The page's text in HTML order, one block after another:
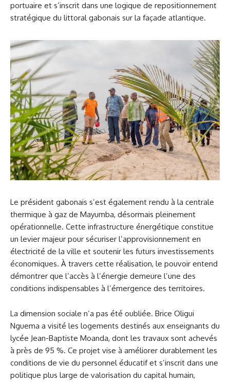
portuaire et s’inscrit dans une logique de repositionnement
stratégique du littoral gabonais sur la façade atlantique.
Le président gabonais s’est également rendu à la centrale
thermique à gaz de Mayumba, désormais pleinement
opérationnelle. Cette infrastructure énergétique constitue
un levier majeur pour sécuriser l’approvisionnement en
électricité de la ville et soutenir les futurs investissements
économiques. À travers cette réalisation, le pouvoir entend
démontrer que l’accès à l’énergie demeure l’une des
conditions indispensables à l’émergence des territoires.
La dimension sociale n’a pas été oubliée. Brice Oligui
Nguema a visité les logements destinés aux enseignants du
lycée Jean-Baptiste Moanda, dont les travaux sont achevés
à près de 95 %. Ce projet vise à améliorer durablement les
conditions de vie du personnel éducatif et s’inscrit dans une
politique plus large de valorisation du capital humain,